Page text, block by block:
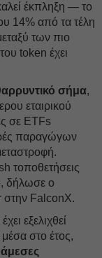
έκπληξη — το
14% από τα τέλη
των πιο
token έχει
σήμα,
εταιρικού
σε ETFs
παραγώγων
τοποθετήσεις
δήλωσε ο
στην FalconX.
εξελιχθεί
μέσα στο έτος,
άμεσες